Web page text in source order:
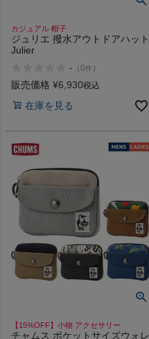
カジュアル 帽子
ジュリエ 撥水アウトドアハット
Julier
- （0件 ）
販売価格 ¥6,930税込
在庫を見る
【15%OFF】小物 アクセサリー
チャムス ポケットサイズウォレ